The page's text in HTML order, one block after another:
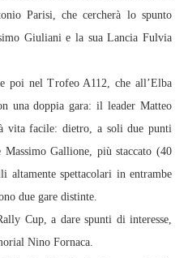
Parisi, che cercherà lo spunto
Giuliani e la sua Lancia Fulvia
poi nel Trofeo A112, che all’Elba
una doppia gara: il leader Matteo
vita facile: dietro, a soli due punti
Gallione, più staccato (40
spettacolari in entrambe
due gare distinte.
Cup, a dare spunti di interesse,
Nino Fornaca.